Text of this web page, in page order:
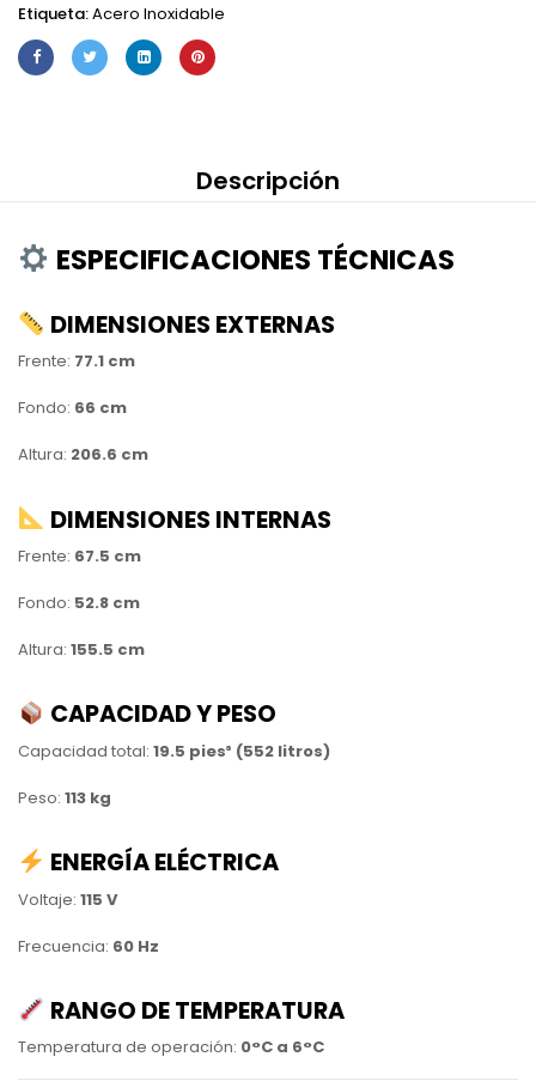
Etiqueta:Acero Inoxidable
Descripción
ESPECIFICACIONES TÉCNICAS
DIMENSIONES EXTERNAS
Frente: 77.1 cm
Fondo: 66 cm
Altura: 206.6 cm
DIMENSIONES INTERNAS
Frente: 67.5 cm
Fondo: 52.8 cm
Altura: 155.5 cm
CAPACIDAD Y PESO
Capacidad total: 19.5 pies³ (552 litros)
Peso: 113 kg
ENERGÍA ELÉCTRICA
Voltaje: 115 V
Frecuencia: 60 Hz
RANGO DE TEMPERATURA
Temperatura de operación: 0°C a 6°C